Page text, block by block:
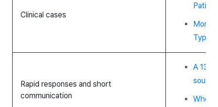
Clinical cases
Type
Rapid responses and short
communication
A